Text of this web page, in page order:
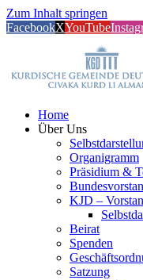
Zum Inhalt springen
FacebookXYouTube
Home
Über Uns
Organigramm
Präsidium &
KJD –
Beirat
Spenden
Satzung